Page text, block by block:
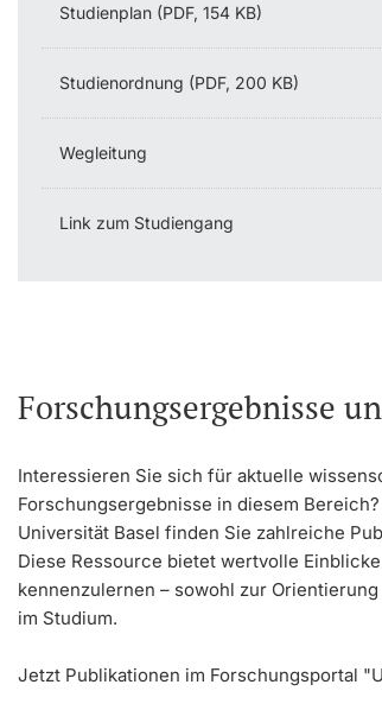
Studienplan (PDF, 154 KB)
Studienordnung (PDF, 200 KB)
Wegleitung
Link zum Studiengang
Forschungsergebnisse
Interessieren Sie sich für aktuelle
Forschungsergebnisse in diesem
Universität Basel finden Sie zahlreiche
Diese Ressource bietet wertvolle
kennenzulernen – sowohl zur
im Studium.
Jetzt Publikationen im Forschungsportal